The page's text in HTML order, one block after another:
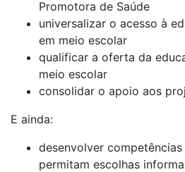
Promotora de Saúde
universalizar o acesso à
em meio escolar
qualificar a oferta da
meio escolar
consolidar o apoio aos
E ainda:
desenvolver
permitam escolhas